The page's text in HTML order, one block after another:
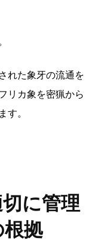
れた象牙の流通を
リカ象を密猟から
す。
切に管理
拠